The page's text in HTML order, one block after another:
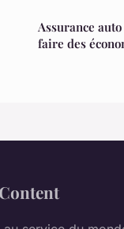
Assurance
faire des